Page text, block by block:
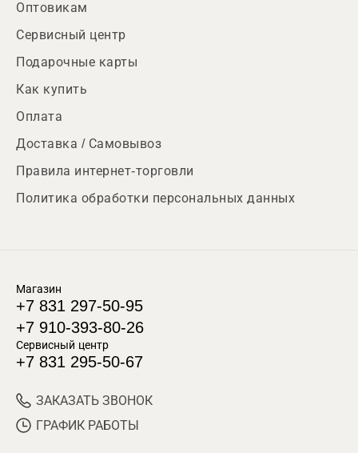
Оптовикам
Сервисный центр
Подарочные карты
Как купить
Оплата
Доставка / Самовывоз
Правила интернет-торговли
Политика обработки персональных данных
Магазин
+7 831 297-50-95
+7 910-393-80-26
Сервисный центр
+7 831 295-50-67
ЗАКАЗАТЬ ЗВОНОК
ГРАФИК РАБОТЫ